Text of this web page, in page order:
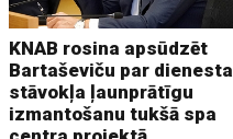
KNAB rosina apsūdzēt
Bartaševiču par dienesta
stāvokļa ļaunprātīgu
izmantošanu tukšā spa